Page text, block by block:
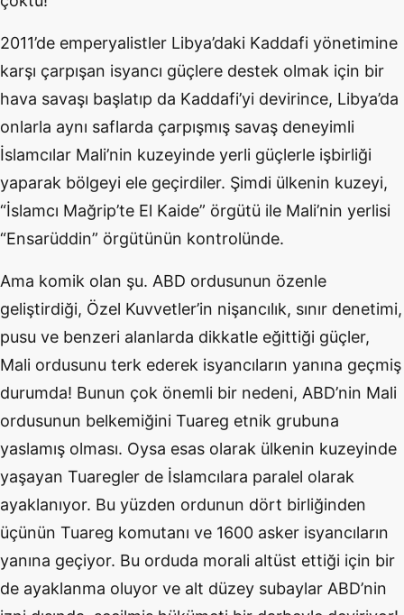
2011’de emperyalistler Libya’daki Kaddafi yönetimine
karşı çarpışan isyancı güçlere destek olmak için bir
hava savaşı başlatıp da Kaddafi’yi devirince, Libya’da
onlarla aynı saflarda çarpışmış savaş deneyimli
İslamcılar Mali’nin kuzeyinde yerli güçlerle işbirliği
yaparak bölgeyi ele geçirdiler. Şimdi ülkenin kuzeyi,
“İslamcı Mağrip’te El Kaide” örgütü ile Mali’nin yerlisi
“Ensarüddin” örgütünün kontrolünde.
Ama komik olan şu. ABD ordusunun özenle
geliştirdiği, Özel Kuvvetler’in nişancılık, sınır denetimi,
pusu ve benzeri alanlarda dikkatle eğittiği güçler,
Mali ordusunu terk ederek isyancıların yanına geçmiş
durumda! Bunun çok önemli bir nedeni, ABD’nin Mali
ordusunun belkemiğini Tuareg etnik grubuna
yaslamış olması. Oysa esas olarak ülkenin kuzeyinde
yaşayan Tuaregler de İslamcılara paralel olarak
ayaklanıyor. Bu yüzden ordunun dört birliğinden
üçünün Tuareg komutanı ve 1600 asker isyancıların
yanına geçiyor. Bu orduda morali altüst ettiği için bir
de ayaklanma oluyor ve alt düzey subaylar ABD’nin